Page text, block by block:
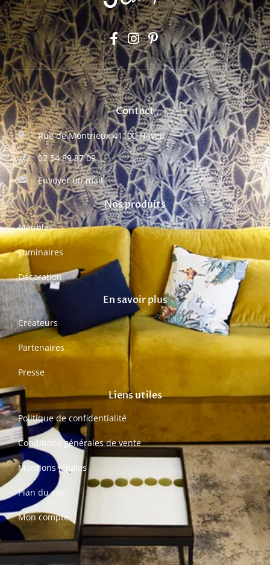
Contact
Rue de Montrieux 41100 Naveil
02 54 89 87 09
Envoyer un mail
Nos produits
Meubles
Luminaires
Décoration
En savoir plus
Créateurs
Partenaires
Presse
Liens utiles
Politique de confidentialité
Conditions générales de vente
Mentions légales
Plan du site
Mon compte